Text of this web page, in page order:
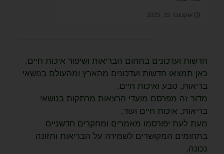
אוקטובר 15, 2025
חדשות ועדכונים בתחום הבריאות ושיפור איכות חיים.
כאן תמצאו חדשות ועדכונים מהארץ ומהעולם בנושאי
בריאות, טבע ואיכות חיים.
מדור זה מפרסם מועדי הרצאות מרתקות בנושאי
בריאות, איכות חיים ועוד.
מעת לעת יפורסמו מאמרים ומחקרים חדשניים
בתחומים המקושרים לשמירה על הבריאות ותזונה
נכונה,